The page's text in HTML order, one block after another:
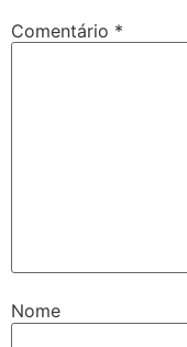
Comentário *
Nome